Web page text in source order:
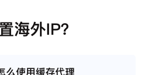
海外IP？
么使用缓存代理